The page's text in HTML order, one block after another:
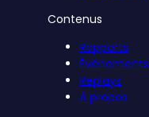
Contenus
Rapports
Événements
Replays
À propos